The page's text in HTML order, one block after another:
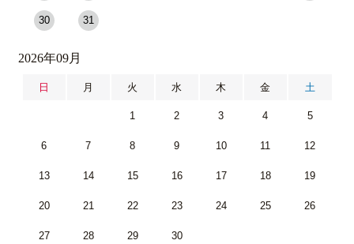
30 31
2026年09月
日 月 火 水 木 金 土
1 2 3 4 5
6 7 8 9 10 11 12
13 14 15 16 17 18 19
20 21 22 23 24 25 26
27 28 29 30